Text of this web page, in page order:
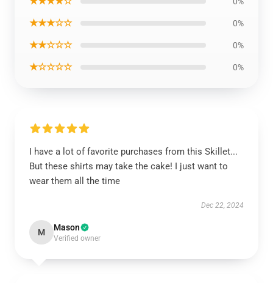
★★★☆☆ 0%
★★☆☆☆ 0%
★☆☆☆☆ 0%
I have a lot of favorite purchases from this Skillet...
But these shirts may take the cake! I just want to
wear them all the time
Dec 22, 2024
M Mason
Verified owner